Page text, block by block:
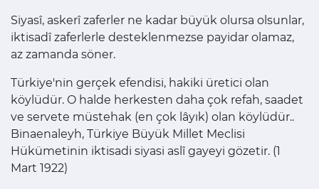
Siyasî, askerî zaferler ne kadar büyük olursa olsunlar,
iktisadî zaferlerle desteklenmezse payidar olamaz,
az zamanda söner.
Türkiye'nin gerçek efendisi, hakiki üretici olan
köylüdür. O halde herkesten daha çok refah, saadet
ve servete müstehak (en çok lâyık) olan köylüdür..
Binaenaleyh, Türkiye Büyük Millet Meclisi
Hükümetinin iktisadi siyasi aslî gayeyi gözetir. (1
Mart 1922)